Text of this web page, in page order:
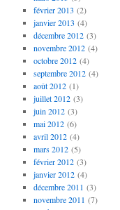
février 2013 (2)
janvier 2013 (4)
décembre 2012(3)
novembre 2012(4)
octobre 2012(4)
septembre 2012(4)
août 2012(1)
juillet 2012(3)
juin 2012(3)
mai 2012(6)
avril 2012(4)
mars 2012(5)
février 2012(3)
janvier 2012(4)
décembre 2011 (3)
novembre 2011 (7)